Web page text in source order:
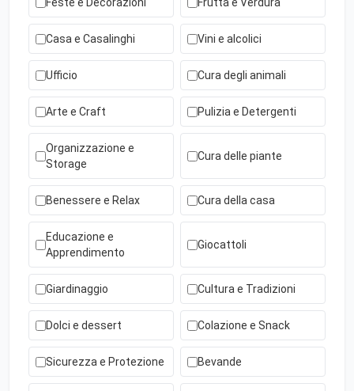
Casa e Casalinghi Vini e alcolici
Ufficio Cura degli animali
Arte e Craft Pulizia e Detergenti
Organizzazione e
Storage
Cura delle piante
Benessere e Relax Cura della casa
Educazione e
Apprendimento
Giocattoli
Giardinaggio Cultura e Tradizioni
Dolci e dessert Colazione e Snack
Sicurezza e Protezione Bevande